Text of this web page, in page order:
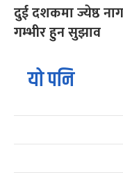
दुई दशकमा ज्येष्ठ
गम्भीर हुन सुझाव
यो पनि